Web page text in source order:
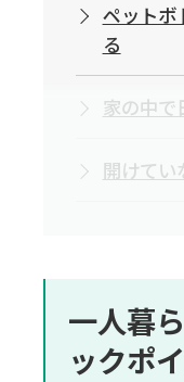
ペットボ
る
家の中で
開けてい
部屋から
一人暮
ックポ